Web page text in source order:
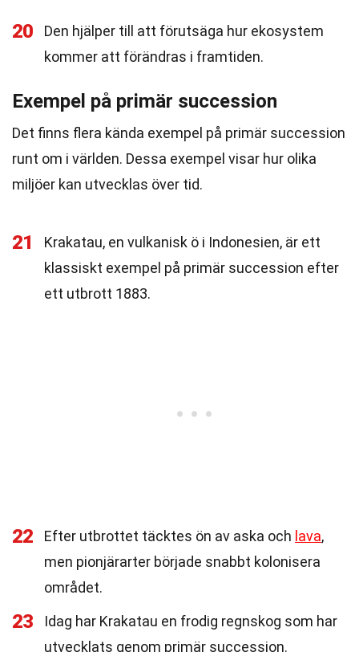
20
Den hjälper till att förutsäga hur ekosystem
kommer att förändras i framtiden.
Exempel på primär succession
Det finns flera kända exempel på primär succession
runt om i världen. Dessa exempel visar hur olika
miljöer kan utvecklas över tid.
21
Krakatau, en vulkanisk ö i Indonesien, är ett
klassiskt exempel på primär succession efter
ett utbrott 1883.
22 Efter utbrottet täcktes ön av aska och lava,
men pionjärarter började snabbt kolonisera
området.
23
Idag har Krakatau en frodig regnskog som har
utvecklats genom primär succession.